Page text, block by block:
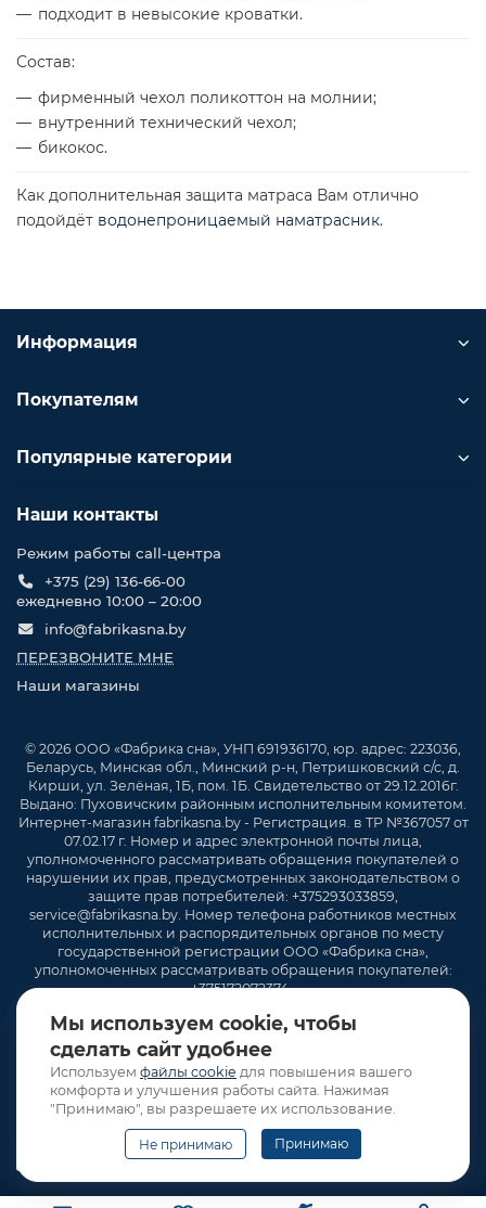
подходит в невысокие кроватки.
Состав:
фирменный чехол поликоттон на молнии;
внутренний технический чехол;
бикокос.
Как дополнительная защита матраса Вам отлично
подойдёт водонепроницаемый наматрасник.
Мы используем cookie, чтобы
сделать сайт удобнее
Используем файлы cookie для повышения вашего
комфорта и улучшения работы сайта. Нажимая
"Принимаю", вы разрешаете их использование.
Не принимаю Принимаю
Информация
Покупателям
Популярные категории
Наши контакты
Режим работы call-центра
+375 (29) 136-66-00
ежедневно 10:00 – 20:00
info@fabrikasna.by
ПЕРЕЗВОНИТЕ МНЕ
Наши магазины
© 2026 ООО «Фабрика сна», УНП 691936170, юр. адрес: 223036,
Беларусь, Минская обл., Минский р-н, Петришковский с/с, д.
Кирши, ул. Зелёная, 1Б, пом. 1Б. Свидетельство от 29.12.2016г.
Выдано: Пуховичским районным исполнительным комитетом.
Интернет-магазин fabrikasna.by - Регистрация. в ТР №367057 от
07.02.17 г. Номер и адрес электронной почты лица,
уполномоченного рассматривать обращения покупателей о
нарушении их прав, предусмотренных законодательством о
защите прав потребителей: +375293033859,
service@fabrikasna.by. Номер телефона работников местных
исполнительных и распорядительных органов по месту
государственной регистрации ООО «Фабрика сна»,
уполномоченных рассматривать обращения покупателей:
+375172072374 .